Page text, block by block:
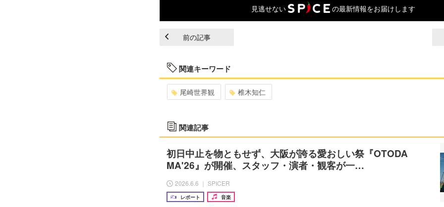
見逃せない の最新情報をお届けします
前の記事
関連キーワード
尾崎世界観 椎木知仁
関連記事
初日中止を物ともせず、大阪が誇る愛おしい祭『OTODA
MA'26』が開催、スタッフ・演者・観客が一…
2026.6.6 ｜ SPICER
レポート 音楽